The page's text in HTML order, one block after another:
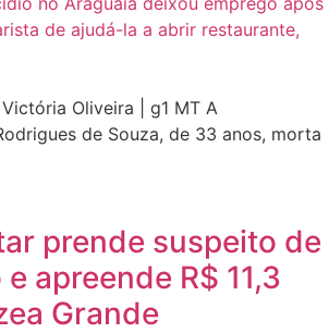
Oliveira | g1 MT A
de Souza, de 33 anos, morta
prende suspeito de
apreende R$ 11,3
Grande